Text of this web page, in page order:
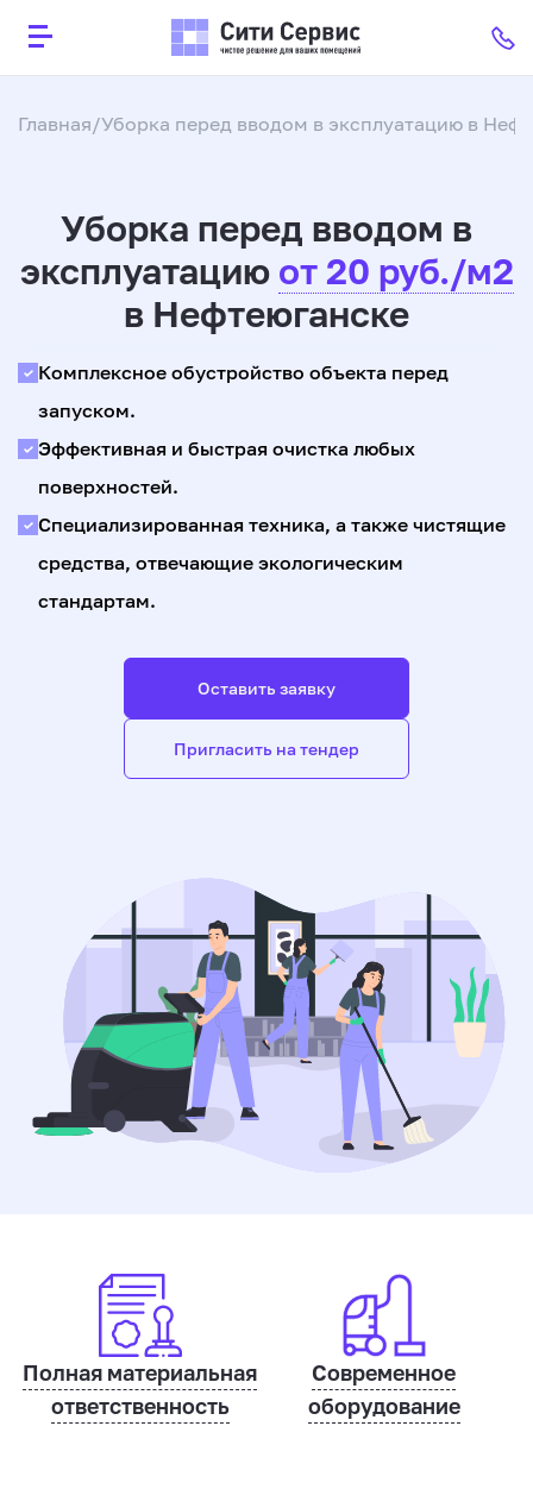
Главная Уборка перед вводом в эксплуатацию в
Уборка перед вводом в
эксплуатацию от 20 руб./м2
в Нефтеюганске
Комплексное обустройство объекта перед
запуском.
Эффективная и быстрая очистка любых
поверхностей.
Специализированная техника, а также чистящие
средства, отвечающие экологическим
стандартам.
Оставить заявку
Пригласить на тендер
Полная материальная
ответственность
Современное
оборудование